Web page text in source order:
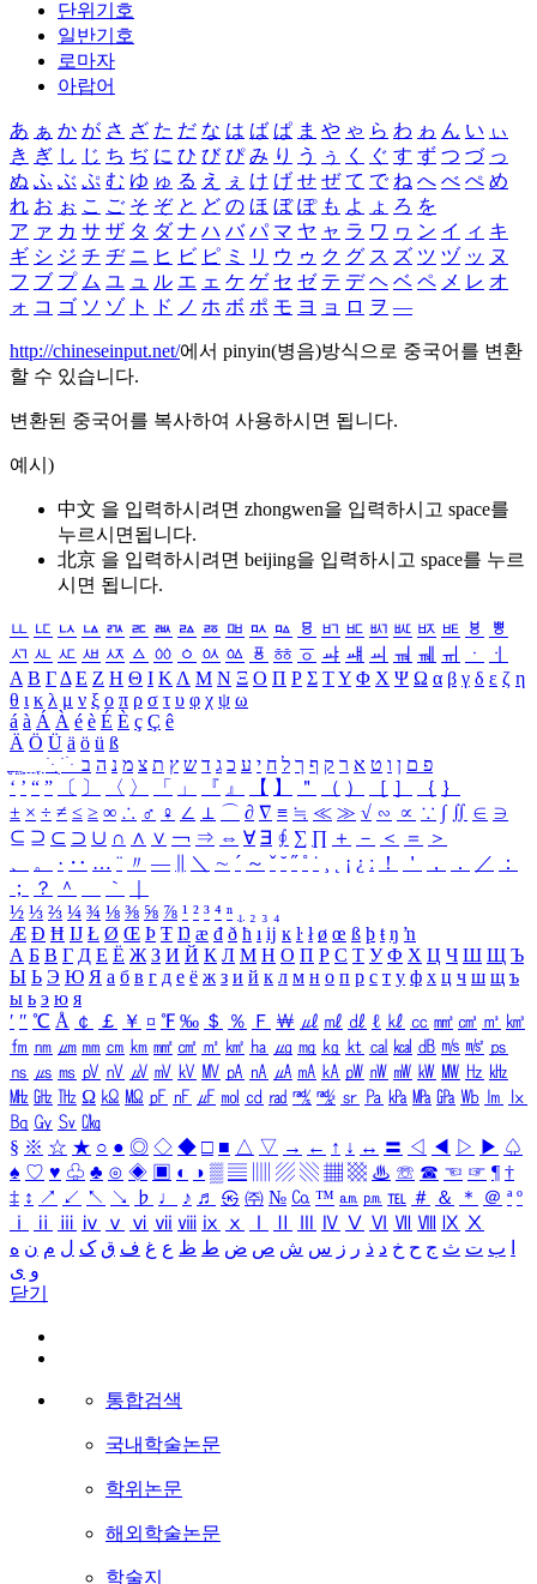
단위기호
일반기호
로마자
아랍어
あ ぁ か が さ ざ た だ な は ば ぱ ま や ゃ ら わ ゎ ん い ぃ
き ぎ し じ ち ぢ に ひ び ぴ み り う ぅ く ぐ す ず つ づ っ
ぬ ふ ぶ ぷ む ゆ ゅ る え ぇ け げ せ ぜ て で ね へ べ ぺ め
れ お ぉ こ ご そ ぞ と ど の ほ ぼ ぽ も よ ょ ろ を
ア ァ カ サ ザ タ ダ ナ ハ バ パ マ ヤ ャ ラ ワ ヮ ン イ ィ キ
ギ シ ジ チ ヂ ニ ヒ ビ ピ ミ リ ウ ゥ ク グ ス ズ ツ ヅ ッ ヌ
フ ブ プ ム ユ ュ ル エ ェ ケ ゲ セ ゼ テ デ ヘ ベ ペ メ レ オ
ォ コ ゴ ソ ゾ ト ド ノ ホ ボ ポ モ ヨ ョ ロ ヲ ―
http://chineseinput.net/에서 pinyin(병음)방식으로 중국어를 변환
할 수 있습니다.
변환된 중국어를 복사하여 사용하시면 됩니다.
예시)
中文 을 입력하시려면 zhongwen을 입력하시고 space를
누르시면됩니다.
北京 을 입력하시려면 beijing을 입력하시고 space를 누르
시면 됩니다.
ㅥ ㅦ ㅧ ㅨ ㅩ ㅪ ㅫ ㅬ ㅭ ㅮ ㅯ ㅰ ㅱ ㅲ ㅳ ㅴ ㅵ ㅶ ㅷ ㅸ
ㅹ
ㅺ ㅻ ㅼ ㅽ ㅾ ㅿ ㆀ ㆁ ㆂ ㆃ ㆄ ㆅ ㆆ ㆇ ㆈ ㆉ ㆊ ㆋ ㆌ ㆍ
ㆎ
Α Β ΓΔ Ε Ζ Η Θ Ι ΚΛ Μ Ν Ξ Ο Π Ρ Σ ΤΥ Φ Χ Ψ Ω α β γ δ ε ζ η
θ ι κ λ μ ν ξ ο π ρ σ τ υ φ χ ψ ω
á à Á À é è É È ç Ç ê
Ä Ö Ü ä ö ü ß
ִֶֹ ֻּ ׁׂ פ ם ן ו ט א ר ק ף ך ל ח י ע כ ג ד ש ץ ת צ מ נ ה ב
‘ ’ “ ” 〔 〕 〈 〉 「 」 『 』 【 】 ＂ （ ） ［ ］ ｛ ｝
± × ÷ ≠ ≤ ≥ ∞ ∴ ♂ ♀ ∠ ⊥ ⌒ ∂ ∇ ≡ ≒ ≪ ≫ √ ∽ ∝ ∵ ∫ ∬ ∈ ∋
⊆ ⊇ ⊂ ⊃ ∪ ∩ ∧ ∨ ￢ ⇒ ⇔ ∀ ∃ ∮ ∑ ∏ ＋ － ＜ ＝
＞
、
。 · ‥ … ¨ 〃 ― ＼ ∼ ´ ～ ˇ ˘ ˝ ˚ ˙ ¸ ¡ ¿ ː ！ ＇ ， ． ／
：
；
？ ＾ ｀
½ ⅓ ⅔ ¼ ¾ ⅛ ⅜ ⅝ ⅞ ¹ ² ³ ⁴ ⁿ ₁ ₂ ₃ ₄
Æ Ð Ħ Ĳ Ł Ø Œ Þ Ŧ Ŋ æ đ ð ħ ı ĳ ĸ ŀ ł ø œ ß þ ŧ ŋ ŉ
А Б В Г Д Е Ё Ж З И Й К Л М Н О П Р С Т У Ф Х Ц Ч Ш Щ Ъ
Ы Ь Э Ю Я а б в г д е ё ж з и й к л м н о п р с т у ф х ц ч ш щ ъ
ы ь э ю я
′ ″ ℃ Å ￠ ￡ ￥ ¤ ℉ ‰ ＄ ％ Ｆ ￦ ㎕ ㎖ ㎗ ℓ ㎘ ㏄ ㎣ ㎤ ㎥ ㎦
㎙ ㎚ ㎛ ㎜ ㎝ ㎞ ㎟ ㎠ ㎡ ㎢ ㏊ ㎍ ㎎ ㎏ ㏏ ㎈ ㎉ ㏈ ㎧ ㎨ ㎰
㎱ ㎲ ㎳ ㎴ ㎵ ㎶ ㎷ ㎸ ㎹ ㎀ ㎁ ㎂ ㎃ ㎄ ㎺ ㎻ ㎽ ㎾ ㎿ ㎐ ㎑
㎒ ㎓ ㎔ Ω ㏀ ㏁ ㎊ ㎋ ㎌ ㏖ ㏅ ㎭ ㎮ ㎯ ㏛ ㎩ ㎪ ㎫ ㎬ ㏝ ㏐
㏓
㏃ ㏉ ㏜ ㏆
§ ※ ☆ ★ ○ ● ◎ ◇ ◆ □ ■ △ ▽ → ← ↑ ↓ ↔ 〓 ◁ ◀ ▷ ▶ ♤
♠ ♡ ♥ ♧ ♣ ⊙ ◈ ▣ ◐ ◑ ▒ ▤ ▨ ▧ ▦ ▩ ♨ ☏ ☎ ☜ ☞ ¶ †
‡ ↕ ↗ ↙ ↖ ↘ ♭ ♩ ♪ ♬ ㉿ ㈜ № ㏇ ™ ㏂ ㏘ ℡ ＃ ＆ ＊ ＠ ª º
ⅰ
ⅱ ⅲ ⅳ ⅴ ⅵ ⅶ ⅷ ⅸ ⅹ Ⅳ Ⅴ Ⅵ Ⅶ Ⅷ Ⅸ Ⅹ
ب ت ث ج ح خ د ذ ر ز س ش ص ض ط ظ ع غ ف ق ک ل م ن ه
و ی
닫기
통합검색
국내학술논문
학위논문
해외학술논문
학술지